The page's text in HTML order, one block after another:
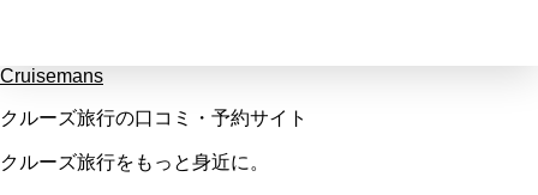
Cruisemans
クルーズ旅行の口コミ・予約サイト
クルーズ旅行をもっと身近に。